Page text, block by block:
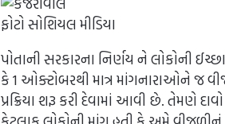
ફોટો સોશિયલ મીડિયા
પોતાની સરકારના નિર્ણય ને લોકોની
કે 1 ઓક્ટોબરથી માત્ર માંગનારાઓને જ
પ્રક્રિયા શરૂ કરી દેવામાં આવી છે. તેમણે